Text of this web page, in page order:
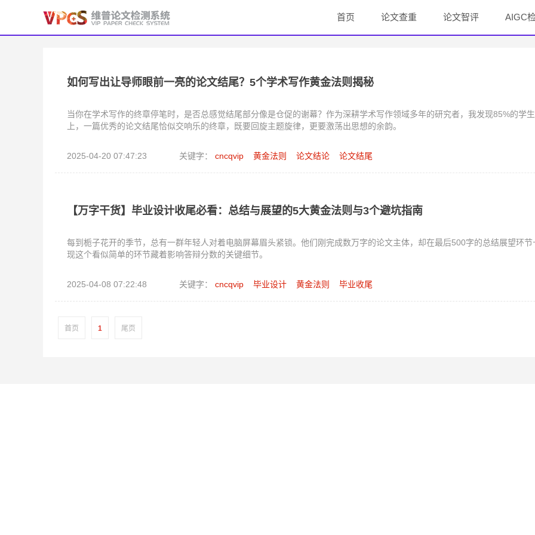
首页 论文查重 论文智评 AIGC
如何写出让导师眼前一亮的论文结尾？5个学术写作黄金法则揭秘
当你在学术写作的终章停笔时，是否总感觉结尾部分像是仓促的谢幕？作为深耕学术写作领域多年的研究者，我发现85%的学
上，一篇优秀的论文结尾恰似交响乐的终章，既要回旋主题旋律，更要激荡出思想的余韵。
2025-04-20 07:47:23 关键字： cncqvip 黄金法则 论文结论 论文结尾
【万字干货】毕业设计收尾必看：总结与展望的5大黄金法则与3个避坑指南
每到栀子花开的季节，总有一群年轻人对着电脑屏幕眉头紧锁。他们刚完成数万字的论文主体，却在最后500字的总结展望环
现这个看似简单的环节藏着影响答辩分数的关键细节。
2025-04-08 07:22:48 关键字： cncqvip 毕业设计 黄金法则 毕业收尾
首页 1 尾页